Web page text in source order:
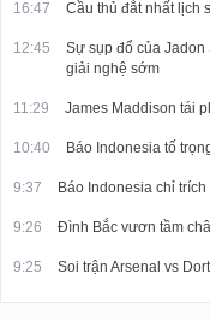
16:47 Cầu thủ đắt nhất lịch
12:45
Sự sụp đổ của
giải nghệ sớm
11:29 James Maddison tái
10:40 Báo Indonesia tố
9:37 Báo Indonesia chỉ
9:26 Đình Bắc vươn tầm
9:25 Soi trận Arsenal vs